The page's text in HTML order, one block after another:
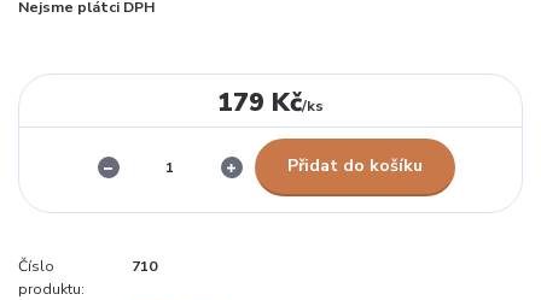
Nejsme plátci DPH
179 Kč/ks
Přidat do košíku
Číslo
produktu:
710